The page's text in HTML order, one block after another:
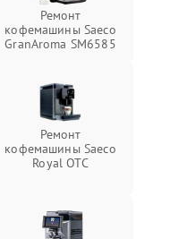
Ремонт
кофемашины Saeco
GranAroma SM6585
Ремонт
кофемашины Saeco
Royal OTC